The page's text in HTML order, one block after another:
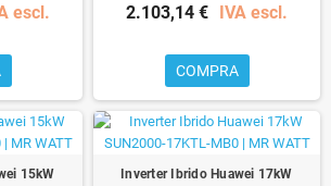
escl. 2.103,14 € IVA escl.
COMPRA
15kW
Inverter Ibrido Huawei 17kW